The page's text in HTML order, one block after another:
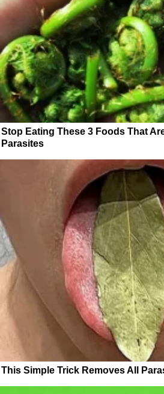
Stop Eating These 3 Foods That
Parasites
This Simple Trick Removes All